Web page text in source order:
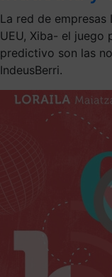
La red de empresas
UEU, Xiba- el juego
predictivo son las
IndeusBerri.